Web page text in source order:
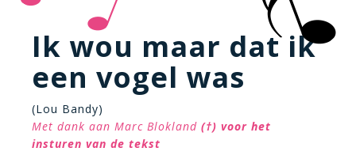
Ik wou maar dat ik
een vogel was
(Lou Bandy)
Met dank aan Marc Blokland (†) voor het
insturen van de tekst